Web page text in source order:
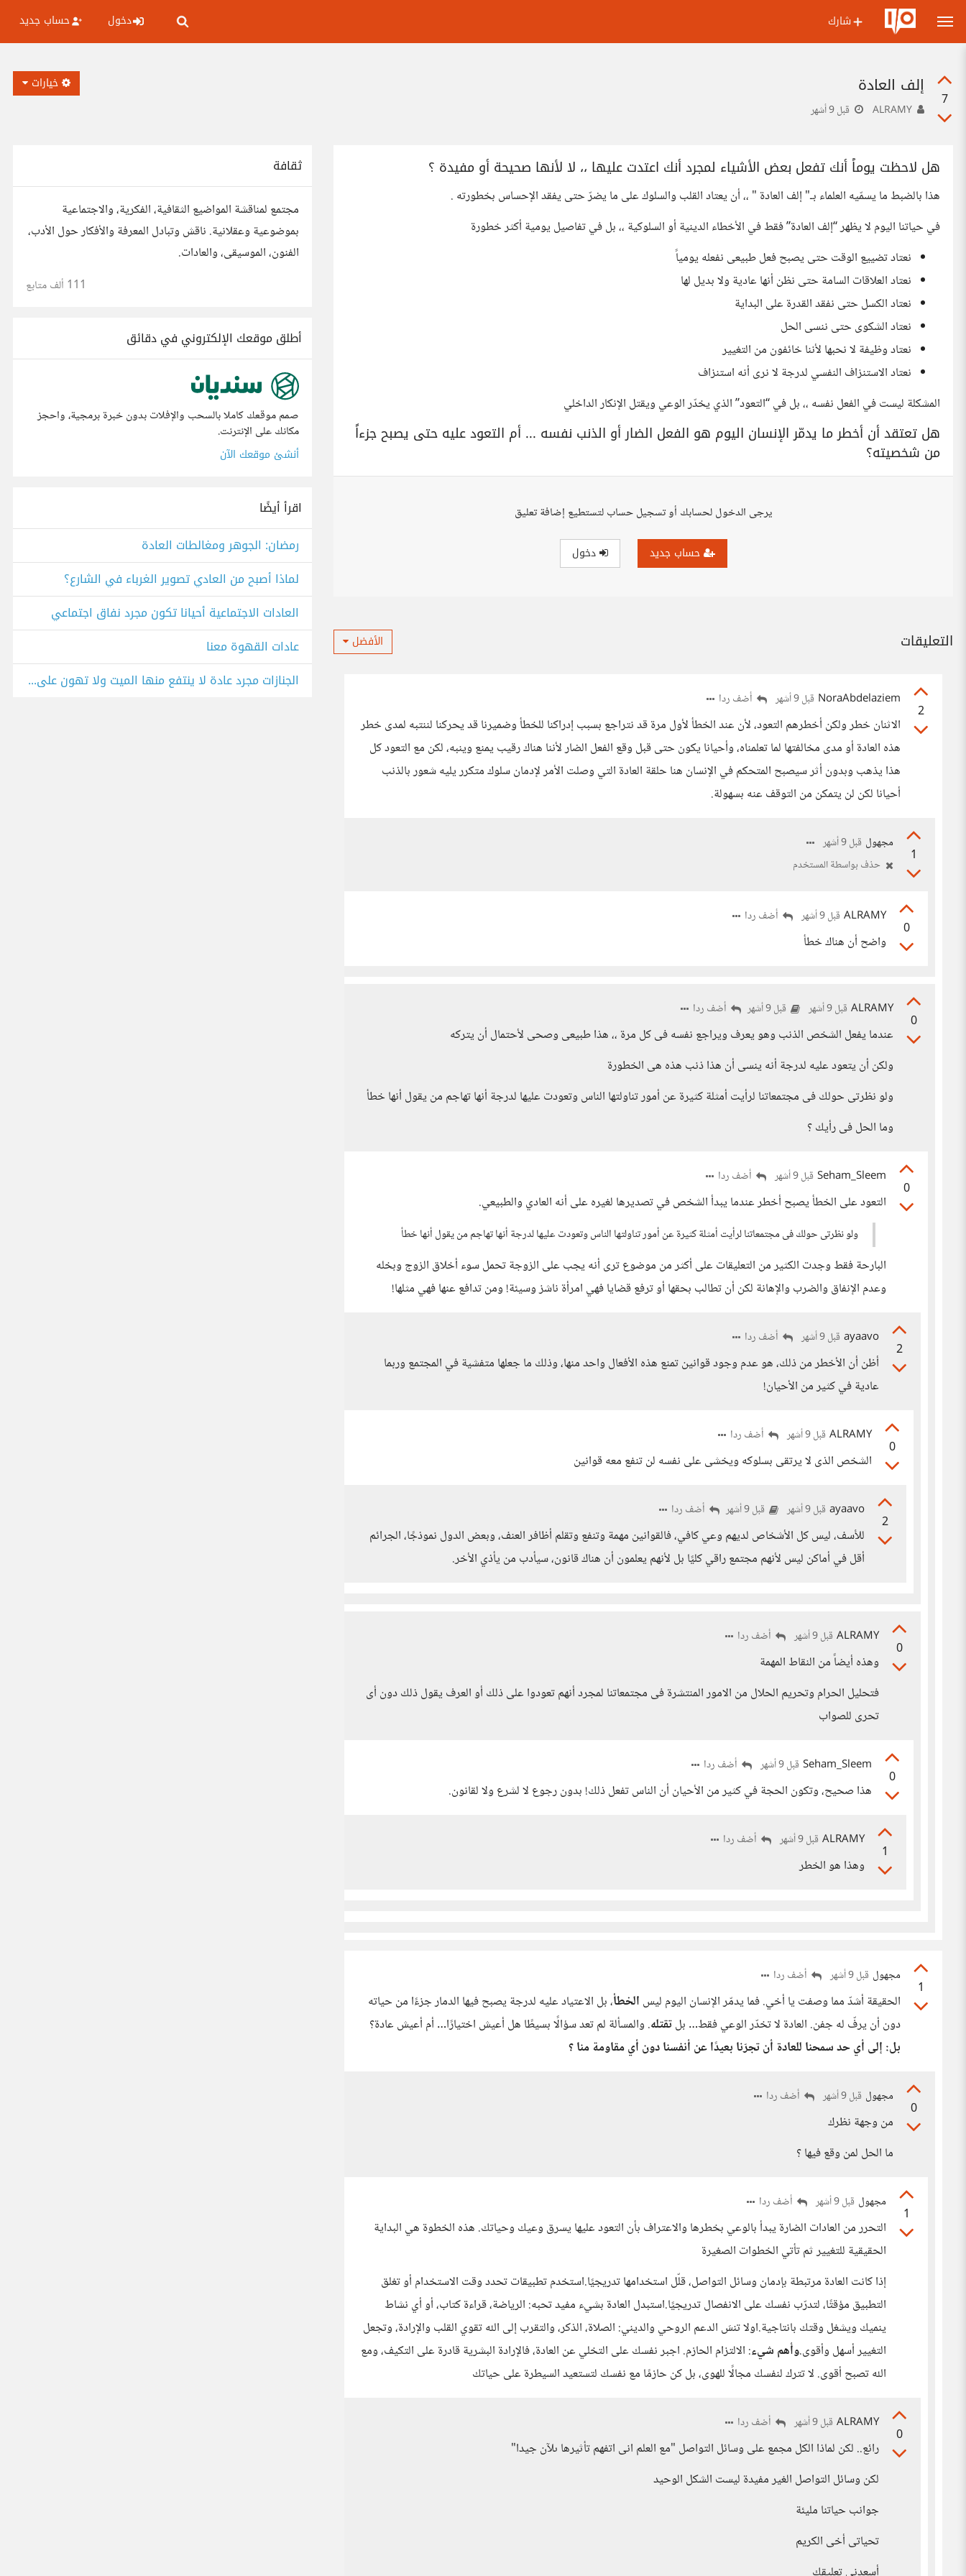
شارك دخول حساب جديد
7
إلف العادة
قبل 9 أشهر
خيارات
هل لاحظت يوماً أنك تفعل بعض الأشياء لمجرد أنك اعتدت عليها ،، لا لأنها صحيحة أو مفيدة ؟
هذا بالضبط ما يسمّيه العلماء بـ" إلف العادة " ،، أن يعتاد القلب والسلوك على ما يضرّ حتى يفقد الإحساس بخطورته .
في حياتنا اليوم لا يظهر “إلف العادة” فقط في الأخطاء الدينية أو السلوكية ،، بل في تفاصيل يومية أكثر خطورة
نعتاد تضييع الوقت حتى يصبح فعل طبيعى نفعله يومياً
نعتاد العلاقات السامة حتى نظن أنها عادية ولا بديل لها
نعتاد الكسل حتى نفقد القدرة على البداية
نعتاد الشكوى حتى ننسى الحل
نعتاد وظيفة لا نحبها لأننا خائفون من التغيير
نعتاد الاستنزاف النفسي لدرجة لا نرى أنه استنزاف
المشكلة ليست في الفعل نفسه ،، بل في “التعود” الذي يخدّر الوعي ويقتل الإنكار الداخلي
هل تعتقد أن أخطر ما يدمّر الإنسان اليوم هو الفعل الضار أو الذنب نفسه ... أم التعود عليه حتى يصبح جزءاً
من شخصيته؟
يرجى الدخول لحسابك أو تسجيل حساب لتستطيع إضافة تعليق
حساب جديد دخول
التعليقات الأفضل
2
NoraAbdelaziem قبل 9 أشهر أضف ردا
الاثنان خطر ولكن أخطرهم التعود، لأن عند الخطأ لأول مرة قد نتراجع بسبب إدراكنا للخطأ وضميرنا قد يحركنا لننتبه لمدى خطر
هذه العادة أو مدى مخالفتها لما تعلمناه، وأحيانا يكون حتى قبل وقع الفعل الضار لأننا هناك رقيب يمنع وينبه، لكن مع التعود كل
هذا يذهب وبدون أثر سيصبح المتحكم في الإنسان هنا حلقة العادة التي وصلت الأمر لإدمان سلوك متكرر يليه شعور بالذنب
أحيانا لكن لن يتمكن من التوقف عنه بسهولة.
1
مجهول قبل 9 أشهر
حذف بواسطة المستخدم
0
ALRAMY قبل 9 أشهر أضف ردا
واضح أن هناك خطأ
0
ALRAMY قبل 9 أشهر قبل 9 أشهر أضف ردا
عندما يفعل الشخص الذنب وهو يعرف ويراجع نفسه فى كل مرة ،، هذا طبيعى وصحى لأحتمال أن يتركه
ولكن أن يتعود عليه لدرجة أنه ينسى أن هذا ذنب هذه هى الخطورة
ولو نظرتى حولك فى مجتمعاتنا لرأيت أمثلة كثيرة عن أمور تناولتها الناس وتعودت عليها لدرجة أنها تهاجم من يقول أنها خطأ
وما الحل فى رأيك ؟
0
Seham_Sleem قبل 9 أشهر أضف ردا
التعود على الخطأ يصبح أخطر عندما يبدأ الشخص في تصديرها لغيره على أنه العادي والطبيعي.
ولو نظرتى حولك فى مجتمعاتنا لرأيت أمثلة كثيرة عن أمور تناولتها الناس وتعودت عليها لدرجة أنها تهاجم من يقول أنها خطأ
البارحة فقط وجدت الكثير من التعليقات على أكثر من موضوع ترى أنه يجب على الزوجة تحمل سوء أخلاق الزوج وبخله
وعدم الإنفاق والضرب والإهانة لكن أن تطالب بحقها أو ترفع قضايا فهي امرأة ناشز وسيئة! ومن تدافع عنها فهي مثلها!
2
ayaavo قبل 9 أشهر أضف ردا
أظن أن الأخطر من ذلك، هو عدم وجود قوانين تمنع هذه الأفعال واحد منها، وذلك ما جعلها متفشية في المجتمع وربما
عادية في كثير من الأحيان!
0
ALRAMY قبل 9 أشهر أضف ردا
الشخص الذى لا يرتقى بسلوكه ويخشى على نفسه لن تنفع معه قوانين
2
ayaavo قبل 9 أشهر قبل 9 أشهر أضف ردا
للأسف، ليس كل الأشخاص لديهم وعي كافي، فالقوانين مهمة وتنفع وتقلم أظافر العنف، وبعض الدول نموذجًا، الجرائم
أقل في أماكن ليس لأنهم مجتمع راقي كليًا بل لأنهم يعلمون أن هناك قانون، سيأدب من يأذي الأخر.
0
ALRAMY قبل 9 أشهر أضف ردا
وهذه أيضاً من النقاط المهمة
فتحليل الحرام وتحريم الحلال من الامور المنتشرة فى مجتمعاتنا لمجرد أنهم تعودوا على ذلك أو العرف يقول ذلك دون أى
تحرى للصواب
0
Seham_Sleem قبل 9 أشهر أضف ردا
هذا صحيح، وتكون الحجة في كثير من الأحيان أن الناس تفعل ذلك! بدون رجوع لا لشرع ولا لقانون.
1
ALRAMY قبل 9 أشهر أضف ردا
وهذا هو الخطر
1
مجهول قبل 9 أشهر أضف ردا
الحقيقة أشدّ مما وصفت يا أخي. فما يدمّر الإنسان اليوم ليس الخطأ، بل الاعتياد عليه لدرجة يصبح فيها الدمار جزءًا من حياته
دون أن يرفّ له جفن. العادة لا تخدّر الوعي فقط… بلتقتله. والمسألة لم تعد سؤالًا بسيطًا هل أعيش اختيارًا… أم أعيش عادة؟
بل: إلى أي حد سمحنا للعادة أن تجرّنا بعيدًا عن أنفسنا دون أي مقاومة منا ؟
0
مجهول قبل 9 أشهر أضف ردا
من وجهة نظرك
ما الحل لمن وقع فيها ؟
1
مجهول قبل 9 أشهر أضف ردا
التحرر من العادات الضارة يبدأ بالوعي بخطرها والاعتراف بأن التعود عليها يسرق وعيك وحياتك. هذه الخطوة هي البداية
الحقيقية للتغيير ثم تأتي الخطوات الصغيرة
إذا كانت العادة مرتبطة بإدمان وسائل التواصل، قلّل استخدامها تدريجيًا.استخدم تطبيقات تحدد وقت الاستخدام أو تغلق
التطبيق مؤقتًا، لتدرّب نفسك على الانفصال تدريجيًا.استبدل العادة بشيء مفيد تحبه: الرياضة، قراءة كتاب، أو أي نشاط
ينميك ويشغل وقتك بانتاجية.اولا تنسَ الدعم الروحي والديني: الصلاة، الذكر، والتقرب إلى الله تقوي القلب والإرادة، وتجعل
التغيير أسهل وأقوى.وأهم شيء: الالتزام الحازم. اجبر نفسك على التخلي عن العادة، فالإرادة البشرية قادرة على التكيف، ومع
الله تصبح أقوى. لا تترك لنفسك مجالًا للهوى، بل كن حازمًا مع نفسك لتستعيد السيطرة على حياتك
0
ALRAMY قبل 9 أشهر أضف ردا
رائع.. لكن لماذا الكل مجمع على وسائل التواصل "مع العلم انى اتفهم تأثيرها ىلآن جيدا"
لكن وسائل التواصل الغير مفيدة ليست الشكل الوحيد
جوانب حياتنا مليئة
تحياتى أخى الكريم
ثقافة
مجتمع لمناقشة المواضيع الثقافية، الفكرية، والاجتماعية
بموضوعية وعقلانية. ناقش وتبادل المعرفة والأفكار حول الأدب،
الفنون، الموسيقى، والعادات.
111 ألف متابع
أطلق موقعك الإلكتروني في دقائق
صمم موقعك كاملا بالسحب والإفلات بدون خبرة برمجية، واحجز
مكانك على الإنترنت.
أنشئ موقعك الآن
اقرأ أيضًا
رمضان: الجوهر ومغالطات العادة
لماذا أصبح من العادي تصوير الغرباء في الشارع؟
العادات الاجتماعية أحيانا تكون مجرد نفاق اجتماعي
عادات القهوة معنا
الجنازات مجرد عادة لا ينتفع منها الميت ولا تهون على الحي